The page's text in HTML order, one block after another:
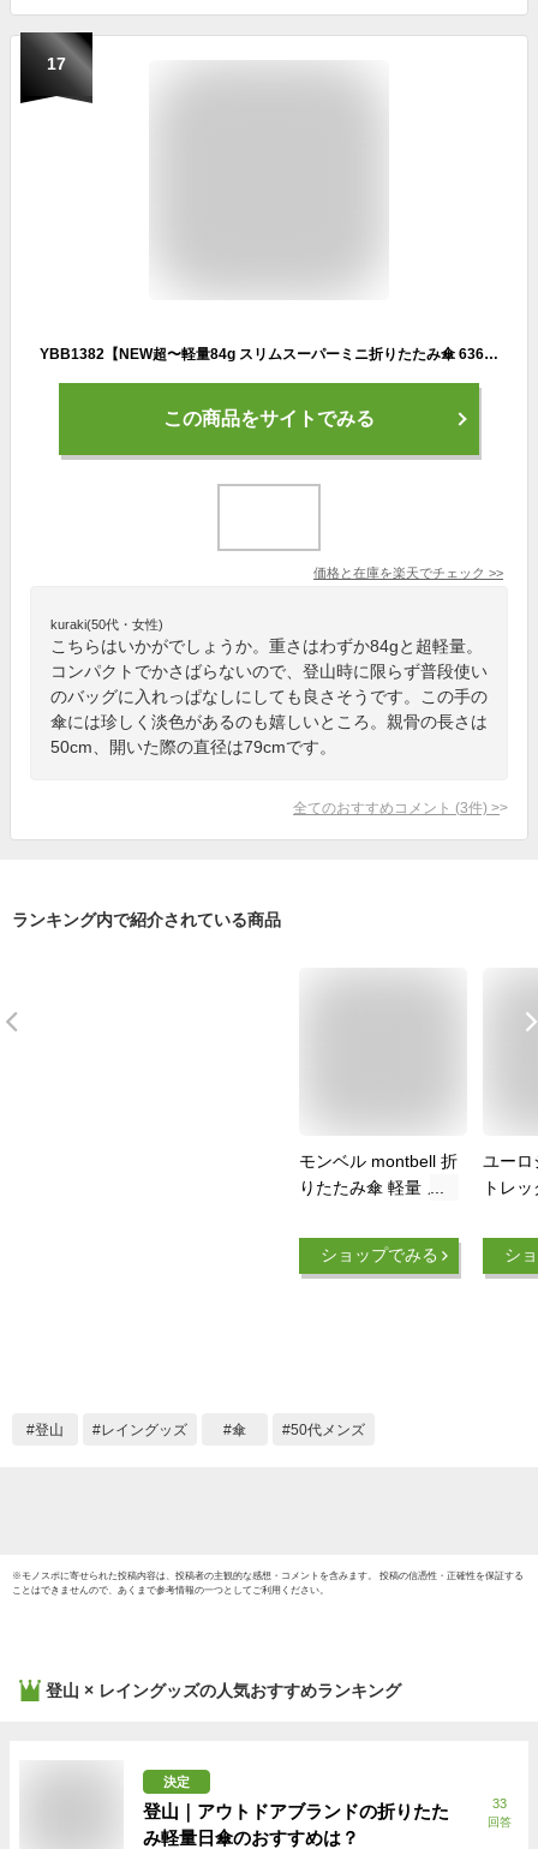
17
YBB1382【NEW超〜軽量84g スリムスーパーミニ折りたたみ傘 6364 】超軽量極軽エアーカーボンmuji 50cm無地晴雨兼用、日傘使用なら黒紺をお勧めコンパクトミニ折り畳み傘 アウトドア折傘 キッズめちゃ軽スーパーミニ傘ウォーターフロント大人 小学生 中学生 旅行 登山 子供傘,
この商品をサイトでみる
価格と在庫を楽天でチェック >>
kuraki(50代・女性)
こちらはいかがでしょうか。重さはわずか84gと超軽量。
コンパクトでかさばらないので、登山時に限らず普段使い
のバッグに入れっぱなしにしても良さそうです。この手の
傘には珍しく淡色があるのも嬉しいところ。親骨の長さは
50cm、開いた際の直径は79cmです。
全てのおすすめコメント (3件) >
ランキング内で紹介されている商品
モンベル montbell 折
りたたみ傘 軽量 メ
きい 丈夫 コンパク
ト カーボン 軽量 耐
ギフト プレゼント
ショップでみる
ユーロ
トレ
折り
シ
登山 レイングッズ 傘 50代メンズ
※モノスポに寄せられた投稿内容は、投稿者の主観的な感想・コメントを含みます。 投稿の信憑性・正確性を保証する
ことはできませんので、あくまで参考情報の一つとしてご利用ください。
登山 × レイングッズの人気おすすめランキング
決定
登山｜アウトドアブランドの折りたた
み軽量日傘のおすすめは？
33
回答